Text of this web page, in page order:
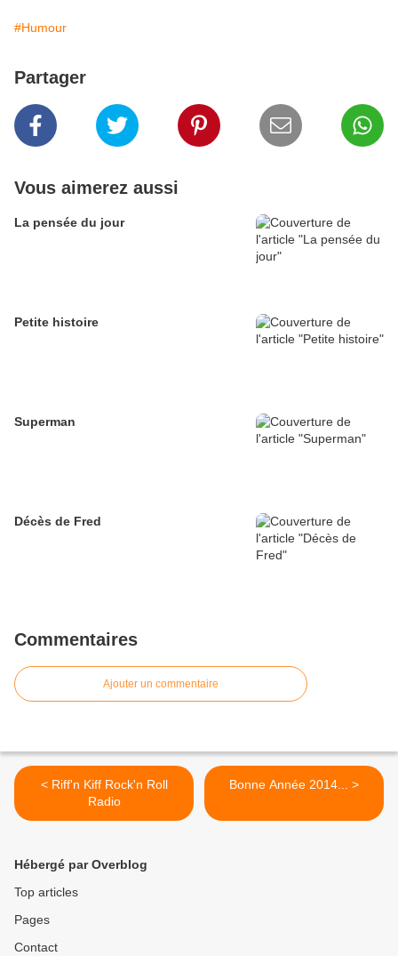
#Humour
Partager
Vous aimerez aussi
La pensée du jour
Petite histoire
Superman
Décès de Fred
Commentaires
Ajouter un commentaire
< Riff'n Kiff Rock'n Roll
Radio
Bonne Année 2014... >
Hébergé par Overblog
Top articles
Pages
Contact